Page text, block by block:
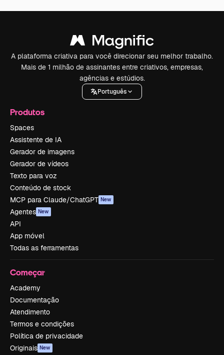
A plataforma criativa para você direcionar seu melhor trabalho.
Mais de 1 milhão de assinantes entre criativos, empresas,
agências e estúdios.
Português
Produtos
Spaces
Assistente de IA
Gerador de imagens
Gerador de vídeos
Texto para voz
Conteúdo de stock
MCP para Claude/ChatGPT New
Agentes New
API
App móvel
Todas as ferramentas
Começar
Academy
Documentação
Atendimento
Termos e condições
Política de privacidade
Originais New